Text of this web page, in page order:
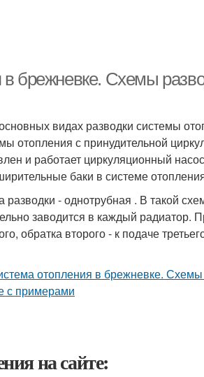
брежневке. Схемы
видах разводки системы
отопления с принудительной
и работает циркуляционный
баки в системе
- однотрубная . В такой
заводится в каждый радиатор.
обратка второго - к подаче
на сайте: